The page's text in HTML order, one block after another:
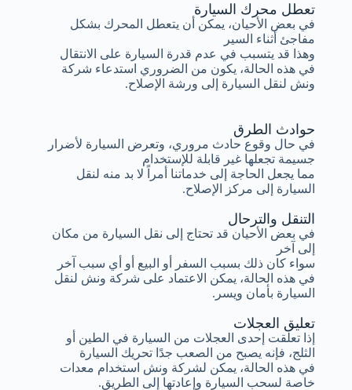
تعطل محرك السيارة
في بعض الأحيان، يمكن أن يتعطل المحرك بشكل
مفاجئ أثناء السير
وهذا قد يتسبب في عدم قدرة السيارة على الانتقال
في هذه الحالة، يكون من الضروري استدعاء شركة
ونش لنقل السيارة إلى ورشة الإصلاح.
تعليق العجلات
إذا تعلقت إحدى العجلات من السيارة في الطين أو
الثلج، فإنه يصبح من الصعب جدًا تحريك السيارة
في هذه الحالة، يمكن لشركة ونش استخدام معدات
خاصة لسحب السيارة وإعادتها إلى الطريق.
التنقل والترحال
في بعض الأحيان قد تحتاج إلى نقل السيارة من مكان
إلى آخر
سواء كان ذلك بسبب السفر أو البيع أو أي سبب آخر
في هذه الحالة، يمكن الاعتماد على شركة ونش لنقل
السيارة بأمان ويسر.
حوادث الطرق
في حال وقوع حادث مروري، وتعرض السيارة لأضرار
جسيمة تجعلها غير قابلة للإستخدام
مما يجعل الحاجة إلى خدماتنا أمراً لا بد منه لنقل
السيارة إلى مركز الإصلاح.